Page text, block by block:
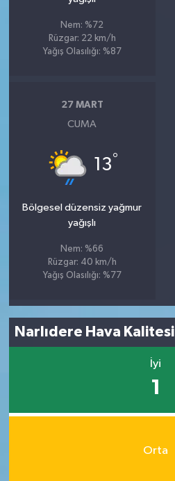
Nem: %72
Rüzgar: 22 km/h
Yağış Olasılığı: %87
27 MART
CUMA
13°
Bölgesel düzensiz yağmur
yağışlı
Nem: %66
Rüzgar: 40 km/h
Yağış Olasılığı: %77
Narlıdere Hava Kalitesi
İyi
1
Orta